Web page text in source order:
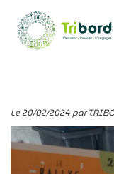
Accueil»
Le 20/02/2024 par